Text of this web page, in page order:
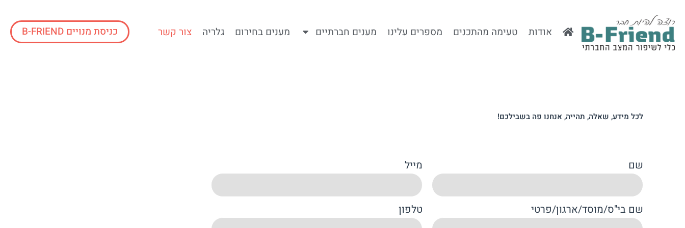
לתוכן
אודות טעימה מהתכנים מספרים עלינו מענים חברתיים מענים בחירום גלריה צור קשר כניסת מנויים B-FRIEND
לכל מידע, שאלה, תהייה, אנחנו פה בשבילכם!
שם מייל
שם בי"ס/מוסד/ארגון/פרטי טלפון